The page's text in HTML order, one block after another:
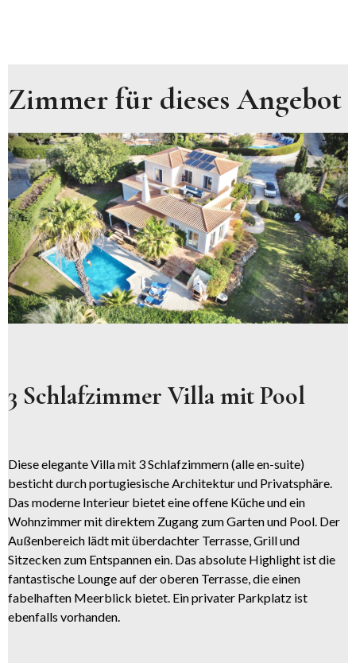
Zimmer für dieses Angebot
3 Schlafzimmer Villa mit Pool
Diese elegante Villa mit 3 Schlafzimmern (alle en-suite)
besticht durch portugiesische Architektur und Privatsphäre.
Das moderne Interieur bietet eine offene Küche und ein
Wohnzimmer mit direktem Zugang zum Garten und Pool. Der
Außenbereich lädt mit überdachter Terrasse, Grill und
Sitzecken zum Entspannen ein. Das absolute Highlight ist die
fantastische Lounge auf der oberen Terrasse, die einen
fabelhaften Meerblick bietet. Ein privater Parkplatz ist
ebenfalls vorhanden.